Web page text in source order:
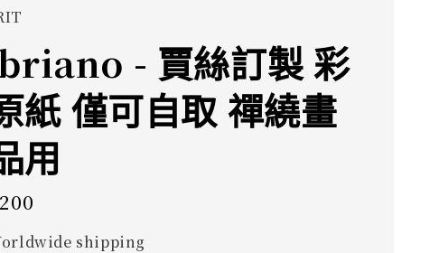
- 賈絲訂製 彩
紙 僅可自取 禪繞畫
用
shipping